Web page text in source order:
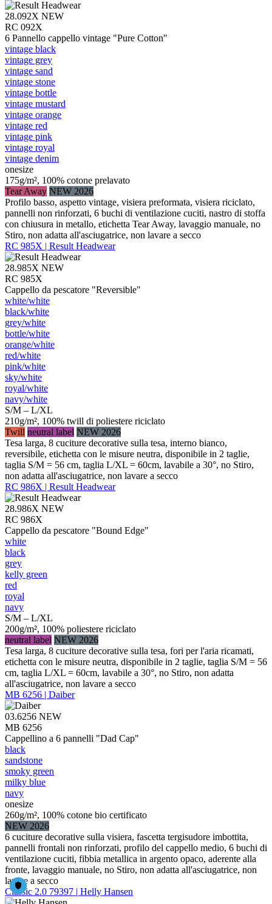
28.092X NEW
RC 092X
6 Pannello cappello vintage "Pure Cotton"
vintage black
vintage grey
vintage sand
vintage stone
vintage bottle
vintage mustard
vintage orange
vintage red
vintage pink
vintage royal
vintage denim
onesize
175g/m², 100% cotone prelavato
Tear Away NEW 2026
Profilo basso, aspetto vintage, visiera preformata, visiera riciclato,
pannelli non rinforzati, 6 buchi di ventilazione cuciti, nastro di stoffa
con chiusura in metallo, etichetta Tear Away, lavaggio manuale, no
Stiro, non adatta all'asciugatrice, non lavare a secco
RC 985X | Result Headwear
28.985X NEW
RC 985X
Cappello da pescatore "Reversible"
white/​white
black/​white
grey/​white
bottle/​white
orange/​white
red/​white
pink/​white
sky/​white
royal/​white
navy/​white
S/M – L/XL
210g/m², 100% twill di poliestere riciclato
Twill neutral label NEW 2026
Tesa larga, 8 cuciture decorative sulla tesa, interno bianco,
reversibile, etichetta con le misure neutra, disponibile in 2 taglie,
taglia S/M = 56 cm, taglia L/XL = 60cm, lavabile a 30°, no Stiro,
non adatta all'asciugatrice, non lavare a secco
RC 986X | Result Headwear
28.986X NEW
RC 986X
Cappello da pescatore "Bound Edge"
white
black
grey
kelly green
red
royal
navy
S/M – L/XL
200g/m², 100% poliestere riciclato
neutral label NEW 2026
Tesa larga, 8 cuciture decorative sulla tesa, fori per l'aria ricamati,
etichetta con le misure neutra, disponibile in 2 taglie, taglia S/M = 56
cm, taglia L/XL = 60cm, lavabile a 30°, no Stiro, non adatta
all'asciugatrice, non lavare a secco
MB 6256 | Daiber
03.6256 NEW
MB 6256
Cappellino a 6 pannelli "Dad Cap"
black
sandstone
smoky green
milky blue
navy
onesize
260g/m², 100% cotone bio certificato
NEW 2026
6 cuciture decorative sulla visiera, fascetta tergisudore imbottita,
pannelli frontali non rinforzati, profilo del cappello medio, 6 buchi di
ventilazione cuciti, fibbia metallica in argento opaco, aderente alla
fronte, lavaggio manuale, no Stiro, non adatta all'asciugatrice, non
lavare a secco
Classic 2.0 79397 | Helly Hansen